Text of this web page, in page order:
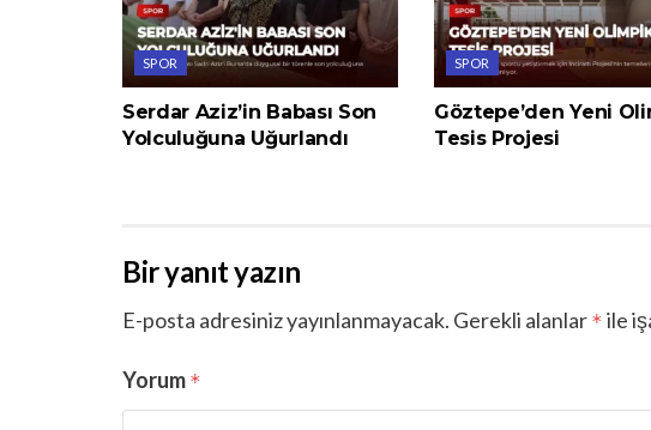
SPOR
Serdar Aziz’in Babası Son
Yolculuğuna Uğurlandı
SPOR
Göztepe’den Yeni
Tesis Projesi
Bir yanıt yazın
E-posta adresiniz yayınlanmayacak. Gerekli alanlar * ile
Yorum *